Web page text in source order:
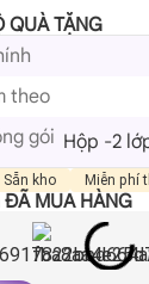
QUÀ TẶNG
theo
gói Hộp -2
Sẵn kho Miễn phí
ĐÃ MUA HÀNG